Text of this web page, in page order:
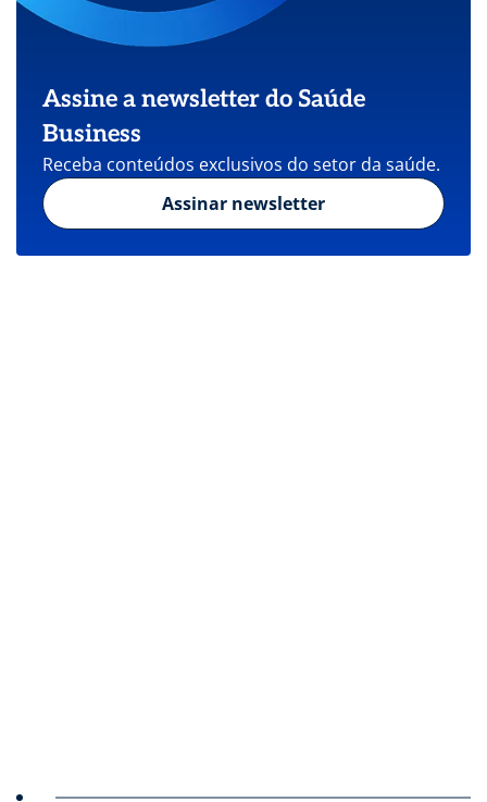
Assine a newsletter do Saúde
Business
Receba conteúdos exclusivos do setor da saúde.
Assinar newsletter